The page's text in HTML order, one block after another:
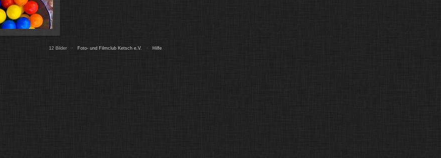
12 Bilder · Foto- und Filmclub Ketsch e.V. · Hilfe